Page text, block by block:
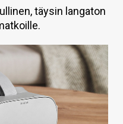
täysin langaton